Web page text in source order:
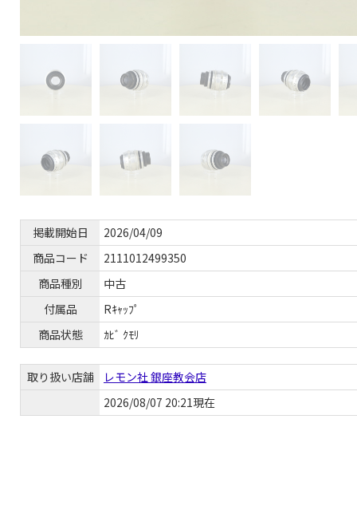
掲載開始日
2026/04/09
商品コード
2111012499350
商品種別
中古
付属品
Rｷｬｯﾌﾟ
商品状態
ｶﾋﾞ ｸﾓﾘ
取り扱い店舗
レモン社 銀座教会店
2026/08/07 20:21現在